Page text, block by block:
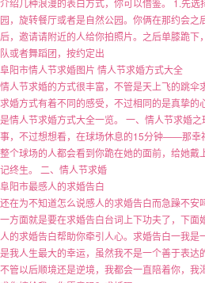
介绍几种浪漫的表白方式，你可以借鉴。 1.先
园，旋转餐厅或者是自然公园。你俩在那约会
后，邀请请附近的人给你拍照片。之后单膝跪下
队或者舞蹈团，按约定出
阜阳市情人节求婚图片 情人节求婚方式大全
情人节求婚的方式很丰富，不管是天上飞的跳伞
求婚方式有着不同的感受，不过相同的是真挚的
是情人节求婚方式大全一览。 一、情人节求婚
事，不过想想看，在球场休息的15分钟——那幸
整个球场的人都会看到你跪在她的面前，给她戴
记终生。 二、情人节求婚
阜阳市最感人的求婚告白
还在为不知道怎么说感人的求婚告白而急躁不安
一方面就是要在求婚告白台词上下功夫了，下
人的求婚告白帮助你牵引人心。求婚告白一我
是我人生最大的幸运，虽然我不是一个善于表达
不管以后顺境还是逆境，我都会一直陪着你，